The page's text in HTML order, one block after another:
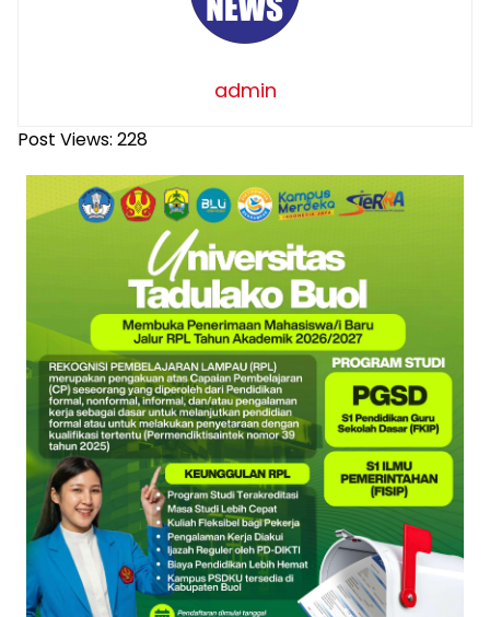
admin
Post Views: 228